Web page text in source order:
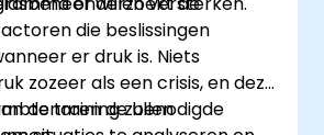
die beslissingen
er druk is. Niets
zozeer als een crisis, en deze
de benodigde
de training zullen